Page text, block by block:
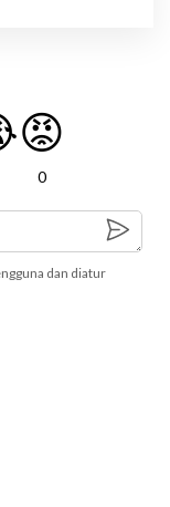
😡
0
dan diatur